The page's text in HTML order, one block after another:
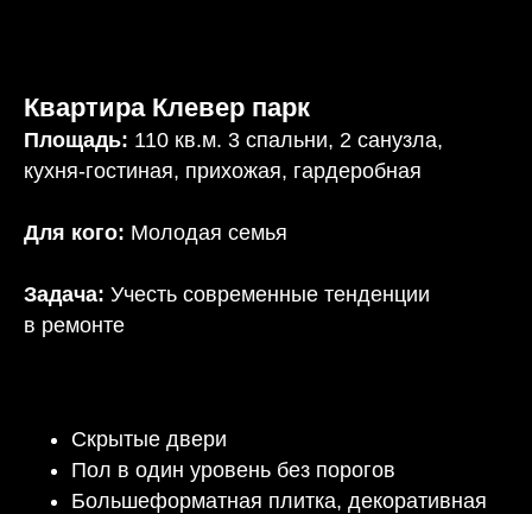
Квартира Клевер парк
Площадь: 110 кв.м. 3 спальни, 2 санузла,
кухня-гостиная, прихожая, гардеробная
Для кого: Молодая семья
Задача: Учесть современные тенденции
в ремонте
Скрытые двери
Пол в один уровень без порогов
Большеформатная плитка, декоративная